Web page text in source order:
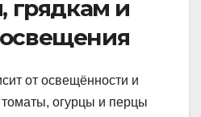
грядкам и
от освещённости и
огурцы и перцы